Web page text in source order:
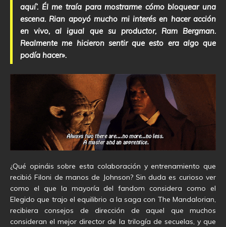
aquí’. Él me traía para mostrarme cómo bloquear una
escena. Rian apoyó mucho mi interés en hacer acción
en vivo, al igual que su productor, Ram Bergman.
Realmente me hicieron sentir que esto era algo que
podía hacer».
¿Qué opináis sobre esta colaboración y entrenamiento que
recibió Filoni de manos de Johnson? Sin duda es curioso ver
como el que la mayoría del fandom considera como el
Elegido que trajo el equilibrio a la saga con The Mandalorian,
recibiera consejos de dirección de aquel que muchos
consideran el mejor director de la trilogía de secuelas, y que